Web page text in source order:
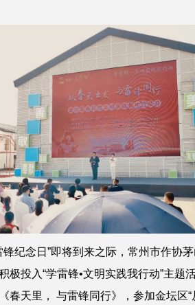
锋纪念日”即将到来之际，常州市作协
极投入“学雷锋•文明实践我行动”主题
春天里， 与雷锋同行》，参加金坛区“